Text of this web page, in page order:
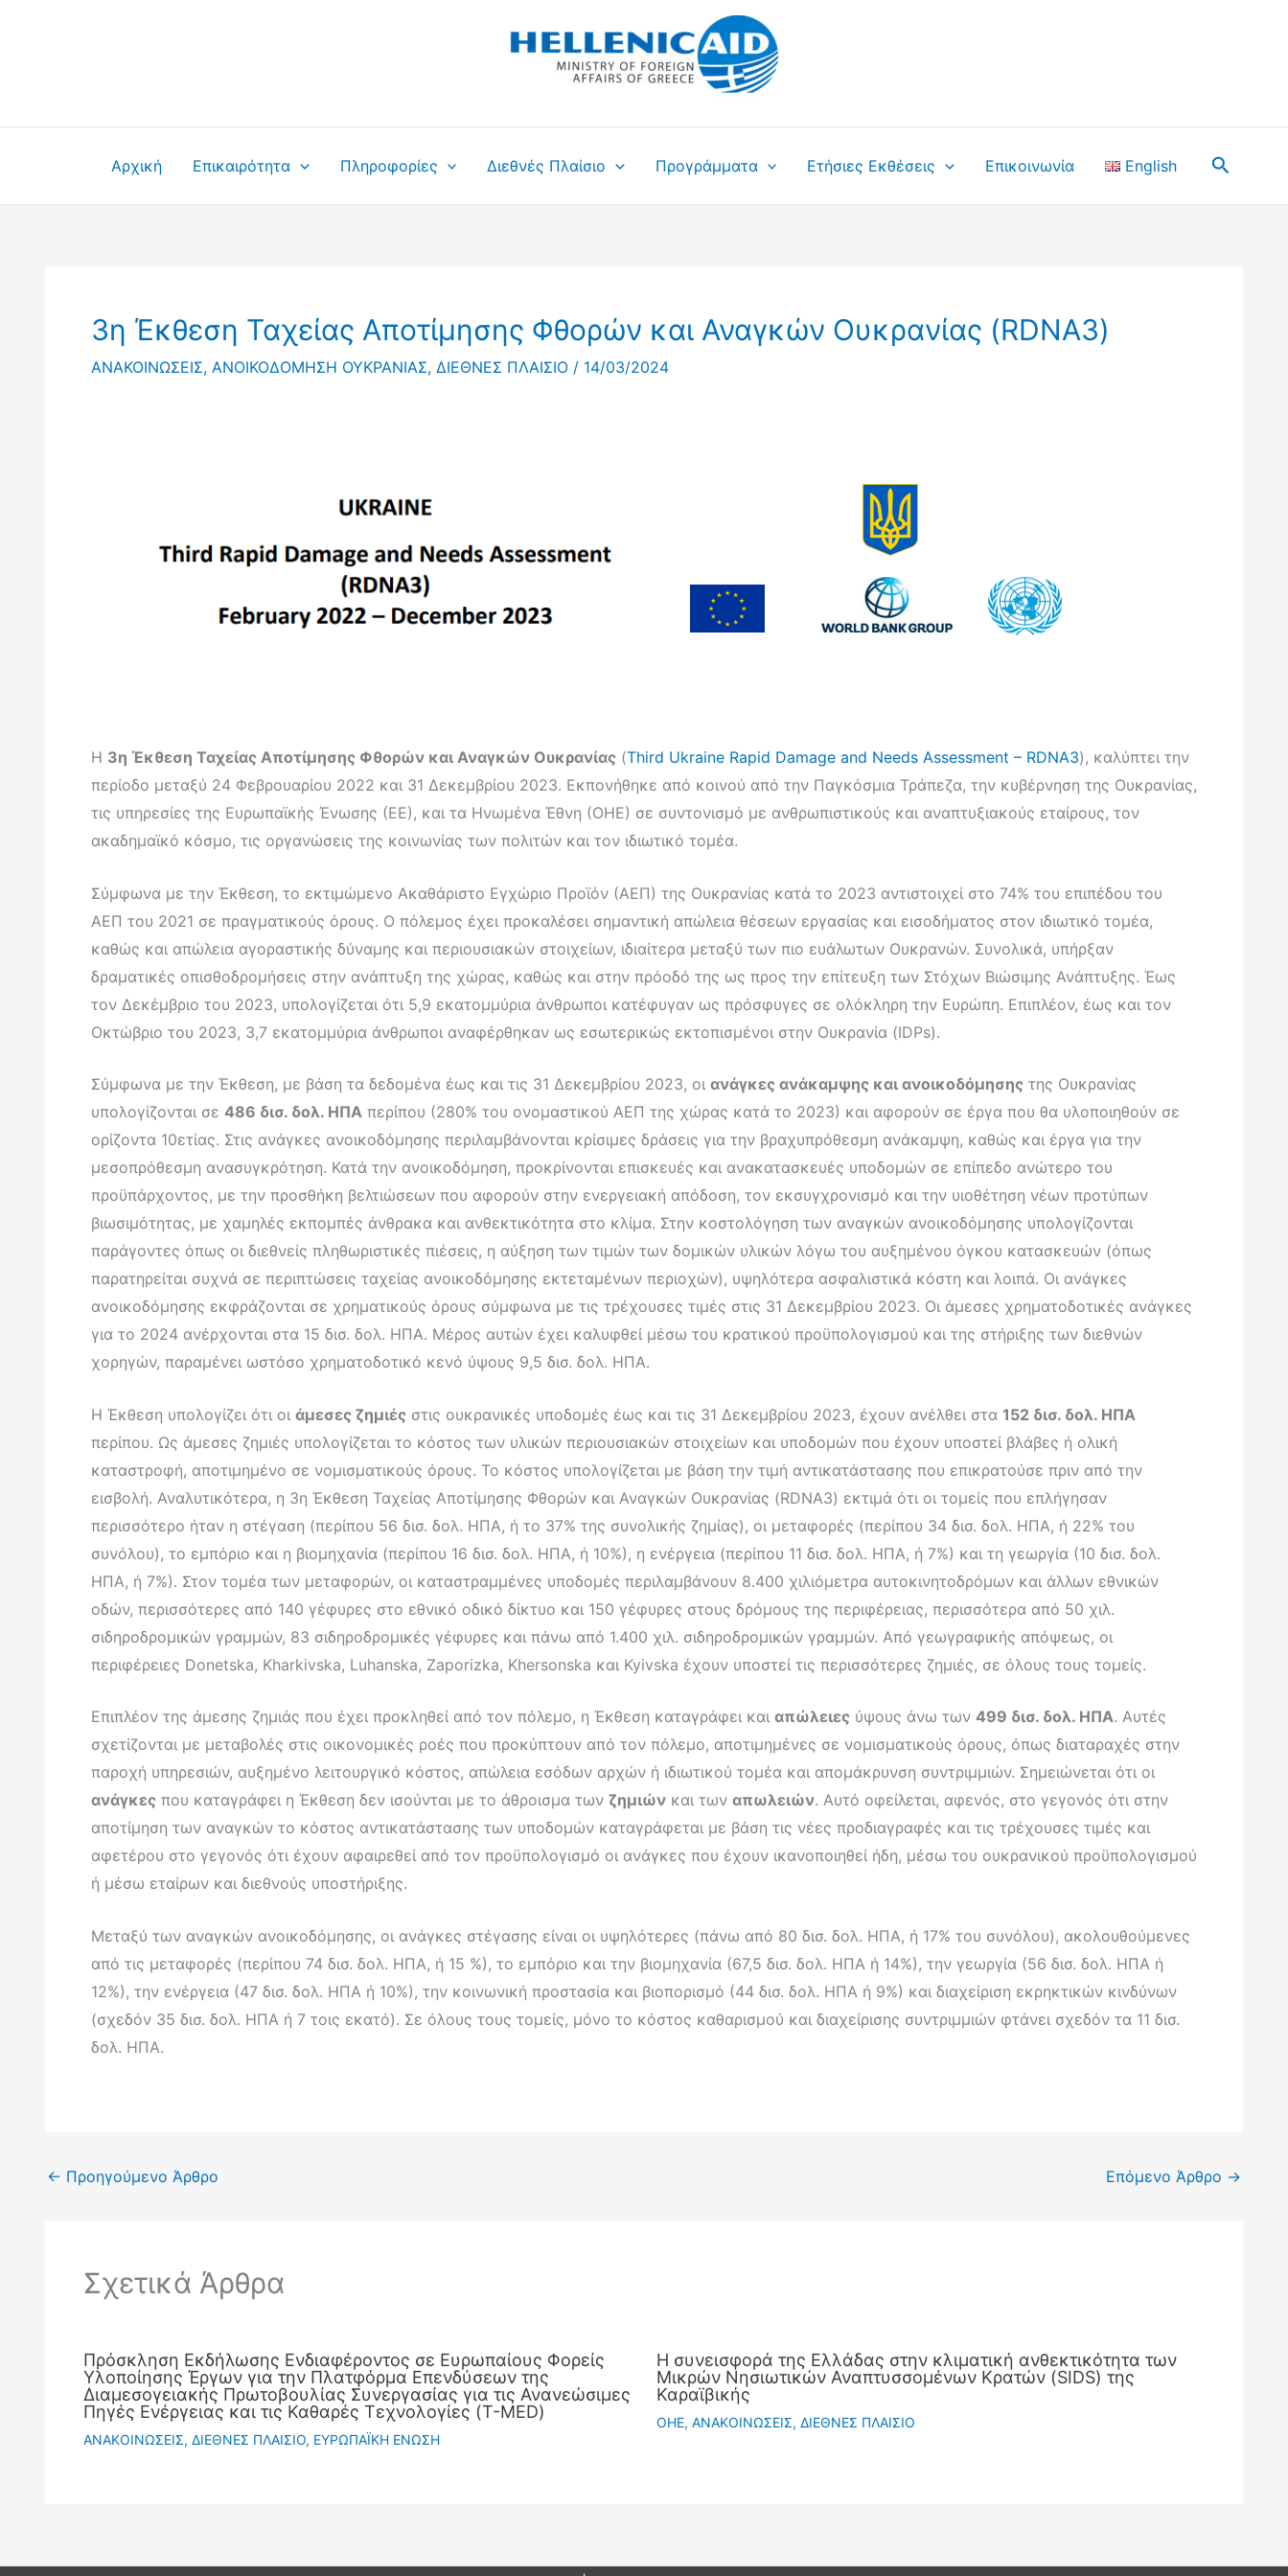
Αρχική Επικαιρότητα Πληροφορίες Διεθνές Πλαίσιο Προγράμματα Ετήσιες Εκθέσεις Επικοινωνία English
3η Έκθεση Ταχείας Αποτίμησης Φθορών και Αναγκών Ουκρανίας (RDNA3)
ΑΝΑΚΟΙΝΩΣΕΙΣ, ΑΝΟΙΚΟΔΟΜΗΣΗ ΟΥΚΡΑΝΙΑΣ, ΔΙΕΘΝΕΣ ΠΛΑΙΣΙΟ / 14/03/2024
Η 3η Έκθεση Ταχείας Αποτίμησης Φθορών και Αναγκών Ουκρανίας (Third Ukraine Rapid Damage and Needs Assessment – RDNA3), καλύπτει την
περίοδο μεταξύ 24 Φεβρουαρίου 2022 και 31 Δεκεμβρίου 2023. Εκπονήθηκε από κοινού από την Παγκόσμια Τράπεζα, την κυβέρνηση της Ουκρανίας,
τις υπηρεσίες της Ευρωπαϊκής Ένωσης (ΕΕ), και τα Ηνωμένα Έθνη (ΟΗΕ) σε συντονισμό με ανθρωπιστικούς και αναπτυξιακούς εταίρους, τον
ακαδημαϊκό κόσμο, τις οργανώσεις της κοινωνίας των πολιτών και τον ιδιωτικό τομέα.
Σύμφωνα με την Έκθεση, το εκτιμώμενο Ακαθάριστο Εγχώριο Προϊόν (ΑΕΠ) της Ουκρανίας κατά το 2023 αντιστοιχεί στο 74% του επιπέδου του
ΑΕΠ του 2021 σε πραγματικούς όρους. Ο πόλεμος έχει προκαλέσει σημαντική απώλεια θέσεων εργασίας και εισοδήματος στον ιδιωτικό τομέα,
καθώς και απώλεια αγοραστικής δύναμης και περιουσιακών στοιχείων, ιδιαίτερα μεταξύ των πιο ευάλωτων Ουκρανών. Συνολικά, υπήρξαν
δραματικές οπισθοδρομήσεις στην ανάπτυξη της χώρας, καθώς και στην πρόοδό της ως προς την επίτευξη των Στόχων Βιώσιμης Ανάπτυξης. Έως
τον Δεκέμβριο του 2023, υπολογίζεται ότι 5,9 εκατομμύρια άνθρωποι κατέφυγαν ως πρόσφυγες σε ολόκληρη την Ευρώπη. Επιπλέον, έως και τον
Οκτώβριο του 2023, 3,7 εκατομμύρια άνθρωποι αναφέρθηκαν ως εσωτερικώς εκτοπισμένοι στην Ουκρανία (IDPs).
Σύμφωνα με την Έκθεση, με βάση τα δεδομένα έως και τις 31 Δεκεμβρίου 2023, οι ανάγκες ανάκαμψης και ανοικοδόμησης της Ουκρανίας
υπολογίζονται σε 486 δισ. δολ. ΗΠΑ περίπου (280% του ονομαστικού ΑΕΠ της χώρας κατά το 2023) και αφορούν σε έργα που θα υλοποιηθούν σε
ορίζοντα 10ετίας. Στις ανάγκες ανοικοδόμησης περιλαμβάνονται κρίσιμες δράσεις για την βραχυπρόθεσμη ανάκαμψη, καθώς και έργα για την
μεσοπρόθεσμη ανασυγκρότηση. Κατά την ανοικοδόμηση, προκρίνονται επισκευές και ανακατασκευές υποδομών σε επίπεδο ανώτερο του
προϋπάρχοντος, με την προσθήκη βελτιώσεων που αφορούν στην ενεργειακή απόδοση, τον εκσυγχρονισμό και την υιοθέτηση νέων προτύπων
βιωσιμότητας, με χαμηλές εκπομπές άνθρακα και ανθεκτικότητα στο κλίμα. Στην κοστολόγηση των αναγκών ανοικοδόμησης υπολογίζονται
παράγοντες όπως οι διεθνείς πληθωριστικές πιέσεις, η αύξηση των τιμών των δομικών υλικών λόγω του αυξημένου όγκου κατασκευών (όπως
παρατηρείται συχνά σε περιπτώσεις ταχείας ανοικοδόμησης εκτεταμένων περιοχών), υψηλότερα ασφαλιστικά κόστη και λοιπά. Οι ανάγκες
ανοικοδόμησης εκφράζονται σε χρηματικούς όρους σύμφωνα με τις τρέχουσες τιμές στις 31 Δεκεμβρίου 2023. Οι άμεσες χρηματοδοτικές ανάγκες
για το 2024 ανέρχονται στα 15 δισ. δολ. ΗΠΑ. Μέρος αυτών έχει καλυφθεί μέσω του κρατικού προϋπολογισμού και της στήριξης των διεθνών
χορηγών, παραμένει ωστόσο χρηματοδοτικό κενό ύψους 9,5 δισ. δολ. ΗΠΑ.
Η Έκθεση υπολογίζει ότι οι άμεσες ζημιές στις ουκρανικές υποδομές έως και τις 31 Δεκεμβρίου 2023, έχουν ανέλθει στα 152 δισ. δολ. ΗΠΑ
περίπου. Ως άμεσες ζημιές υπολογίζεται το κόστος των υλικών περιουσιακών στοιχείων και υποδομών που έχουν υποστεί βλάβες ή ολική
καταστροφή, αποτιμημένο σε νομισματικούς όρους. Το κόστος υπολογίζεται με βάση την τιμή αντικατάστασης που επικρατούσε πριν από την
εισβολή. Αναλυτικότερα, η 3η Έκθεση Ταχείας Αποτίμησης Φθορών και Αναγκών Ουκρανίας (RDNA3) εκτιμά ότι οι τομείς που επλήγησαν
περισσότερο ήταν η στέγαση (περίπου 56 δισ. δολ. ΗΠΑ, ή το 37% της συνολικής ζημίας), οι μεταφορές (περίπου 34 δισ. δολ. ΗΠΑ, ή 22% του
συνόλου), το εμπόριο και η βιομηχανία (περίπου 16 δισ. δολ. ΗΠΑ, ή 10%), η ενέργεια (περίπου 11 δισ. δολ. ΗΠΑ, ή 7%) και τη γεωργία (10 δισ. δολ.
ΗΠΑ, ή 7%). Στον τομέα των μεταφορών, οι καταστραμμένες υποδομές περιλαμβάνουν 8.400 χιλιόμετρα αυτοκινητοδρόμων και άλλων εθνικών
οδών, περισσότερες από 140 γέφυρες στο εθνικό οδικό δίκτυο και 150 γέφυρες στους δρόμους της περιφέρειας, περισσότερα από 50 χιλ.
σιδηροδρομικών γραμμών, 83 σιδηροδρομικές γέφυρες και πάνω από 1.400 χιλ. σιδηροδρομικών γραμμών. Από γεωγραφικής απόψεως, οι
περιφέρειες Donetska, Kharkivska, Luhanska, Zaporizka, Khersonska και Kyivska έχουν υποστεί τις περισσότερες ζημιές, σε όλους τους τομείς.
Επιπλέον της άμεσης ζημιάς που έχει προκληθεί από τον πόλεμο, η Έκθεση καταγράφει και απώλειες ύψους άνω των 499 δισ. δολ. ΗΠΑ. Αυτές
σχετίζονται με μεταβολές στις οικονομικές ροές που προκύπτουν από τον πόλεμο, αποτιμημένες σε νομισματικούς όρους, όπως διαταραχές στην
παροχή υπηρεσιών, αυξημένο λειτουργικό κόστος, απώλεια εσόδων αρχών ή ιδιωτικού τομέα και απομάκρυνση συντριμμιών. Σημειώνεται ότι οι
ανάγκες που καταγράφει η Έκθεση δεν ισούνται με το άθροισμα των ζημιών και των απωλειών. Αυτό οφείλεται, αφενός, στο γεγονός ότι στην
αποτίμηση των αναγκών το κόστος αντικατάστασης των υποδομών καταγράφεται με βάση τις νέες προδιαγραφές και τις τρέχουσες τιμές και
αφετέρου στο γεγονός ότι έχουν αφαιρεθεί από τον προϋπολογισμό οι ανάγκες που έχουν ικανοποιηθεί ήδη, μέσω του ουκρανικού προϋπολογισμού
ή μέσω εταίρων και διεθνούς υποστήριξης.
Μεταξύ των αναγκών ανοικοδόμησης, οι ανάγκες στέγασης είναι οι υψηλότερες (πάνω από 80 δισ. δολ. ΗΠΑ, ή 17% του συνόλου), ακολουθούμενες
από τις μεταφορές (περίπου 74 δισ. δολ. ΗΠΑ, ή 15 %), το εμπόριο και την βιομηχανία (67,5 δισ. δολ. ΗΠΑ ή 14%), την γεωργία (56 δισ. δολ. ΗΠΑ ή
12%), την ενέργεια (47 δισ. δολ. ΗΠΑ ή 10%), την κοινωνική προστασία και βιοπορισμό (44 δισ. δολ. ΗΠΑ ή 9%) και διαχείριση εκρηκτικών κινδύνων
(σχεδόν 35 δισ. δολ. ΗΠΑ ή 7 τοις εκατό). Σε όλους τους τομείς, μόνο το κόστος καθαρισμού και διαχείρισης συντριμμιών φτάνει σχεδόν τα 11 δισ.
δολ. ΗΠΑ.
← Προηγούμενο Άρθρο Επόμενο Άρθρο →
Σχετικά Άρθρα
Πρόσκληση Εκδήλωσης Ενδιαφέροντος σε Ευρωπαίους Φορείς
Υλοποίησης Έργων για την Πλατφόρμα Επενδύσεων της
Διαμεσογειακής Πρωτοβουλίας Συνεργασίας για τις Ανανεώσιμες
Πηγές Ενέργειας και τις Καθαρές Τεχνολογίες (T-MED)
ΑΝΑΚΟΙΝΩΣΕΙΣ, ΔΙΕΘΝΕΣ ΠΛΑΙΣΙΟ, ΕΥΡΩΠΑΪΚΗ ΕΝΩΣΗ
Η συνεισφορά της Ελλάδας στην κλιματική ανθεκτικότητα των
Μικρών Νησιωτικών Αναπτυσσομένων Κρατών (SIDS) της
Καραϊβικής
OHE, ΑΝΑΚΟΙΝΩΣΕΙΣ, ΔΙΕΘΝΕΣ ΠΛΑΙΣΙΟ